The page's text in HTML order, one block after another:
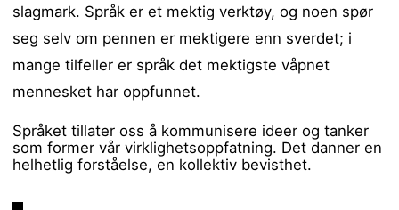
slagmark. Språk er et mektig verktøy, og noen spør
seg selv om pennen er mektigere enn sverdet; i
mange tilfeller er språk det mektigste våpnet
mennesket har oppfunnet.
Språket tillater oss å kommunisere ideer og tanker
som former vår virklighetsoppfatning. Det danner en
helhetlig forståelse, en kollektiv bevisthet.